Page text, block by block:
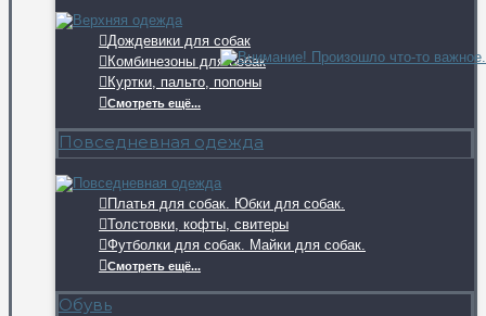
Дождевики для собак
Комбинезоны для собак
Куртки, пальто, попоны
Смотреть ещё...
Повседневная одежда
Платья для собак. Юбки для собак.
Толстовки, кофты, свитеры
Футболки для собак. Майки для собак.
Смотреть ещё...
Обувь